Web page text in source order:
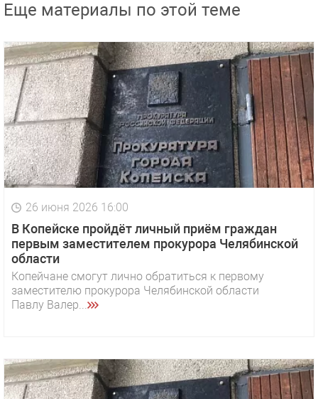
Еще материалы по этой теме
26 июня 2026 16:00
В Копейске пройдёт личный приём граждан
первым заместителем прокурора Челябинской
области
Копейчане смогут лично обратиться к первому
заместителю прокурора Челябинской области
Павлу Валер...